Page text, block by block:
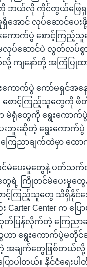
ဘယ်လို ကိုင်တွယ်ဖြေ
ရှိအောင် လုပ်ဆောင်ပေး
းကောက်ပွဲ စောင့်ကြည့်
လုပ်ဆောင်ပဲ လွတ်လပ်စွ
ကျနော်တို့ အကြံပြုထာ
ကောက်ပွဲ ကော်မရှင်အန
စောင့်ကြည့်သူတွေကို ဖိတ်
မဲရုံတွေကို ရွေးကောက်
းဘူးဆိုတဲ့ ရွေးကောက်ပွဲ
ေညာချက်ထဲမှာ ထော
င်မဲပေးမှုတွေနဲ့ ပတ်သက်
ေရဲ့ ကြိုတင်မဲပေးမှု
ာင့်ကြည့်သူတွေ သိရှိနိုင်အ
Center က ပြော
တ်ပြန်လိုက်တဲ့ ကြေညာ
ာ ရွေးကောက်ပွဲမတိုင်ခ
အချက်တွေဖြစ်တယ်လို့
ြောပါတယ်။ နိုင်ငံရေးပ